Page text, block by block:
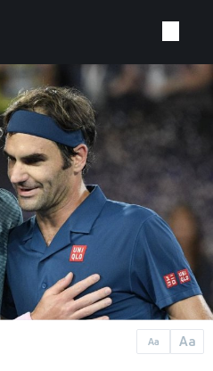
Aa Aa